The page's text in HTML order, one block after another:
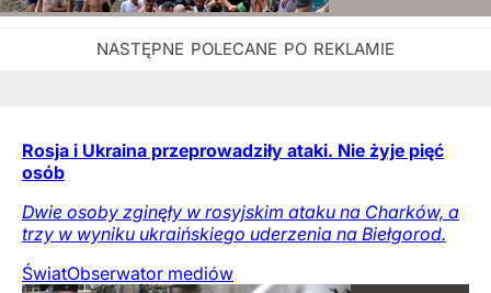
Rosja i Ukraina przeprowadziły ataki. Nie żyje pięć
osób
Dwie osoby zginęły w rosyjskim ataku na Charków, a
trzy w wyniku ukraińskiego uderzenia na Biełgorod.
ŚwiatObserwator mediów